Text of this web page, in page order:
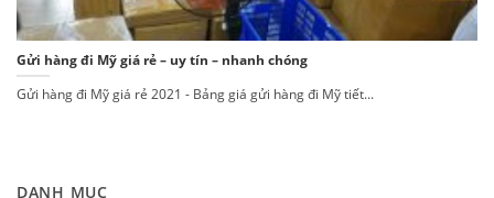
Gửi hàng đi Mỹ giá rẻ – uy tín – nhanh chóng
Gửi hàng đi Mỹ giá rẻ 2021 - Bảng giá gửi hàng đi Mỹ tiết...
DANH MỤC